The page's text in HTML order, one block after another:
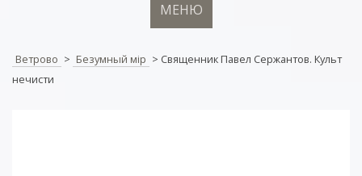
МЕНЮ
Ветрово > Безумный мiр > Священник Павел Сержантов. Культ
нечисти